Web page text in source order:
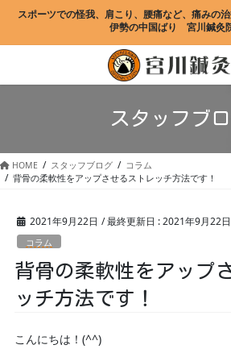
テ
ゲ
動
スポーツでの怪我、肩こり、腰痛など、痛みの
伊勢の中国ばり　宮川鍼灸
スタッフブ
HOME スタッフブログ
コラム
背骨の柔軟性をアップさせるストレッチ方法です！
2021年9月22日 / 最終更新日 :2021年9月22日
コラム
背骨の柔軟性をアップ
ッチ方法です！
こんにちは！(^^)